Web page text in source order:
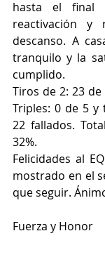
hasta el final
reactivación y
descanso. A
tranquilo y la
cumplido.
Tiros de 2: 23
Triples: 0 de 5 y
22 fallados.
32%.
Felicidades al
mostrado en el
que seguir.
Fuerza y